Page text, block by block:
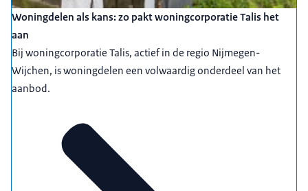
Woningdelen als kans: zo pakt woningcorporatie Talis het
aan
Bij woningcorporatie Talis, actief in de regio Nijmegen-
Wijchen, is woningdelen een volwaardig onderdeel van het
aanbod.